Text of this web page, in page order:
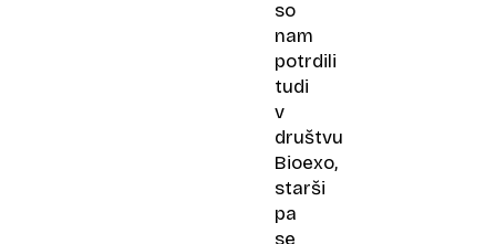
so
nam
potrdili
tudi
v
društvu
Bioexo,
starši
pa
se